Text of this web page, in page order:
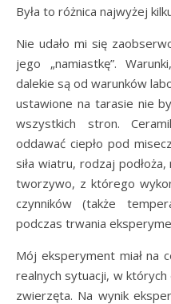
Była to różnica najwyżej
Nie udało mi się
jego „namiastkę”.
dalekie są od warunków
ustawione na tarasie nie
wszystkich stron.
oddawać ciepło pod
siła wiatru, rodzaj
tworzywo, z którego
czynników (także
podczas trwania
Mój eksperyment miał na
realnych sytuacji, w
zwierzęta. Na wynik